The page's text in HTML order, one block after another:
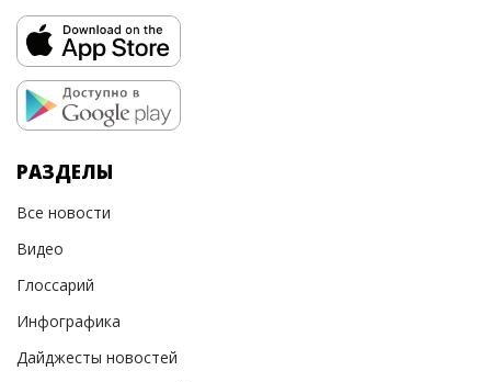
РАЗДЕЛЫ
Все новости
Видео
Глоссарий
Инфографика
Дайджесты новостей